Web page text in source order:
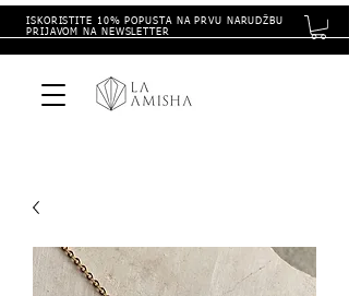
ISKORISTITE 10% POPUSTA NA PRVU NARUDŽBU
PRIJAVOM NA NEWSLETTER